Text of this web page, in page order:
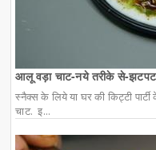
आलू वड़ा चाट-नये तरीके से-
स्नैक्स के लिये या घर की किट्टी
चाट. इ...